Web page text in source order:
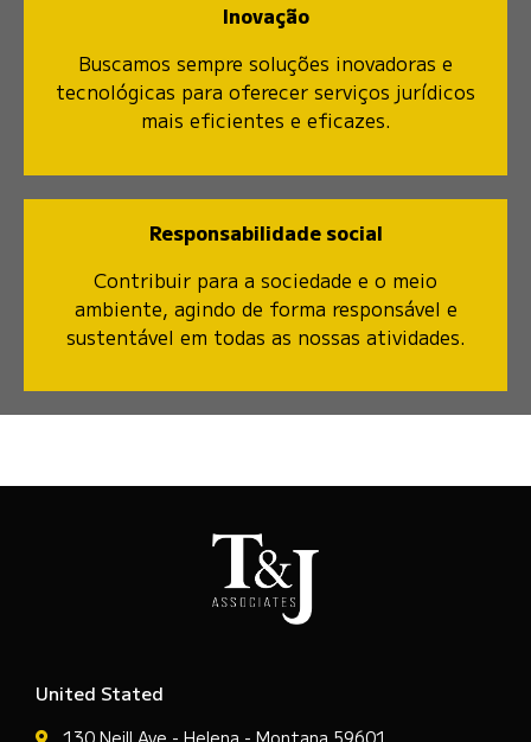
Inovação
Buscamos sempre soluções inovadoras e
tecnológicas para oferecer serviços jurídicos
mais eficientes e eficazes.
Responsabilidade social
Contribuir para a sociedade e o meio
ambiente, agindo de forma responsável e
sustentável em todas as nossas atividades.
United Stated